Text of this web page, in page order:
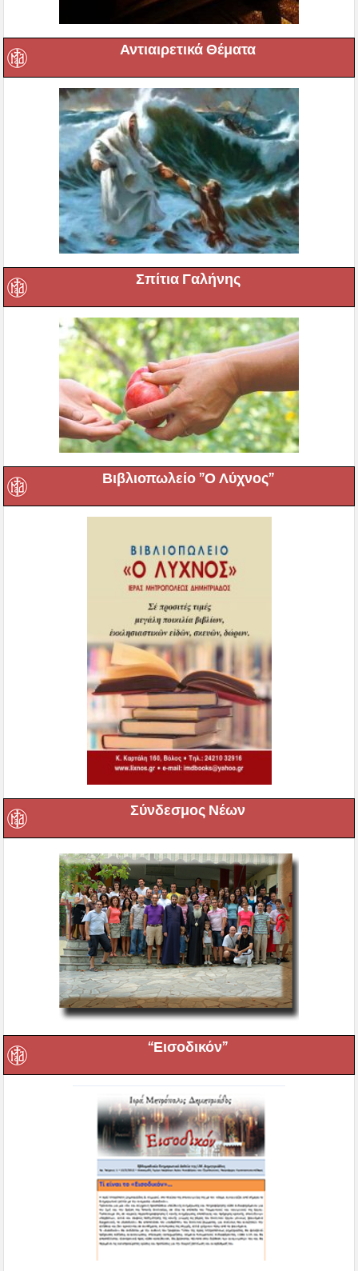
Αντιαιρετικά Θέματα
Σπίτια Γαλήνης
Βιβλιοπωλείο ”Ο Λύχνος”
Σύνδεσμος Νέων
“Εισοδικόν”